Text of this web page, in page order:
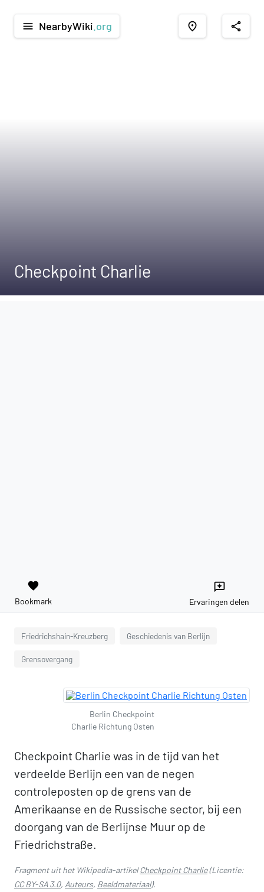
menu NearbyWiki .org place share
Checkpoint Charlie
favorite
Bookmark
reviews
Ervaringen delen
Friedrichshain-Kreuzberg Geschiedenis van Berlijn
Grensovergang
Berlin Checkpoint
Charlie Richtung Osten
Checkpoint Charlie was in de tijd van het
verdeelde Berlijn een van de negen
controleposten op de grens van de
Amerikaanse en de Russische sector, bij een
doorgang van de Berlijnse Muur op de
Friedrichstraße.
Fragment uit het Wikipedia-artikelCheckpoint Charlie(Licentie:
CC BY-SA 3.0, Auteurs, Beeldmateriaal).